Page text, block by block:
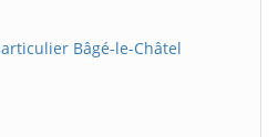
Bâgé-le-Châtel